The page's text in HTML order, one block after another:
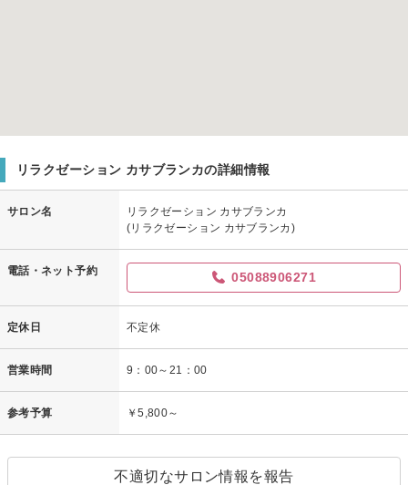
リラクゼーション カサブランカの詳細情報
サロン名
リラクゼーション カサブランカ
(リラクゼーション カサブランカ)
電話・ネット予約 05088906271
定休日 不定休
営業時間 9：00～21：00
参考予算 ￥5,800～
不適切なサロン情報を報告